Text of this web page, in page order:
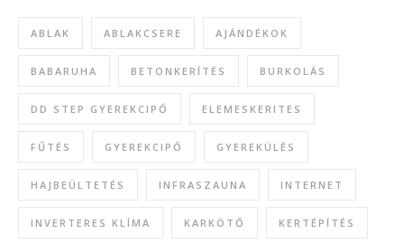
ABLAK ABLAKCSERE AJÁNDÉKOK
BABARUHA BETONKERÍTÉS BURKOLÁS
DD STEP GYEREKCIPŐ ELEMESKERITES
FŰTÉS GYEREKCIPŐ GYEREKÜLÉS
HAJBEÜLTETÉS INFRASZAUNA INTERNET
INVERTERES KLÍMA KARKÖTŐ KERTÉPÍTÉS